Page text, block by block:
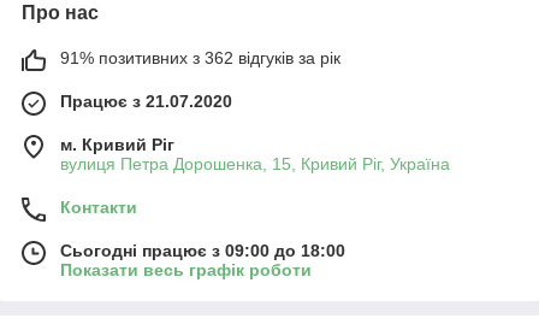
Про нас
91% позитивних з 362 відгуків за рік
Працює з 21.07.2020
м. Кривий Ріг
вулиця Петра Дорошенка, 15, Кривий Ріг, Україна
Контакти
Сьогодні працює з 09:00 до 18:00
Показати весь графік роботи